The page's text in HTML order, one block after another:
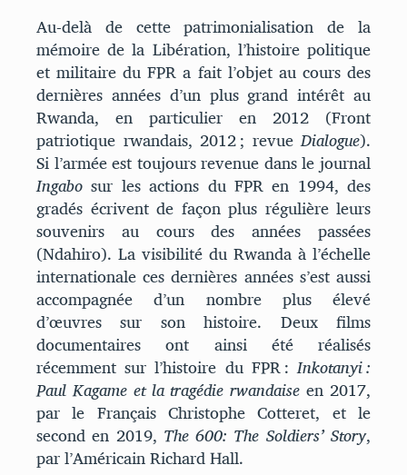
Au-delà de cette patrimonialisation de la
mémoire de la Libération, l’histoire politique
et militaire du FPR a fait l’objet au cours des
dernières années d’un plus grand intérêt au
Rwanda, en particulier en 2012 (Front
patriotique rwandais, 2012 ; revueDialogue).
Si l’armée est toujours revenue dans le journal
Ingabo sur les actions du FPR en 1994, des
gradés écrivent de façon plus régulière leurs
souvenirs au cours des années passées
(Ndahiro). La visibilité du Rwanda à l’échelle
internationale ces dernières années s’est aussi
accompagnée d’un nombre plus élevé
d’œuvres sur son histoire. Deux films
documentaires ont ainsi été réalisés
récemment sur l’histoire du FPR :Inkotanyi :
Paul Kagame et la tragédie rwandaise en 2017,
par le Français Christophe Cotteret, et le
second en 2019, The 600: The Soldiers’ Story,
par l’Américain Richard Hall.